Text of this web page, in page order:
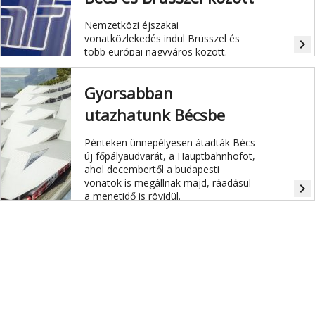
Nemzetközi éjszakai
vonatközlekedés indul Brüsszel és
több európai nagyváros között.
navigate_next
Gyorsabban
utazhatunk Bécsbe
Pénteken ünnepélyesen átadták Bécs
új főpályaudvarát, a Hauptbahnhofot,
ahol decembertől a budapesti
vonatok is megállnak majd, ráadásul
a menetidő is rövidül.
navigate_next